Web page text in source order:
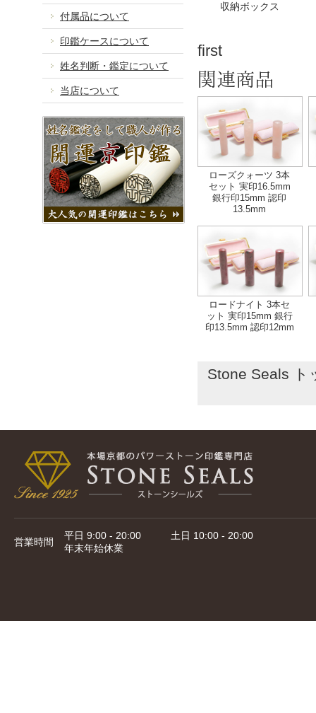
収納ボックス
first
関連商品
ローズクォーツ 3本
セット 実印16.5mm
銀行印15mm 認印
13.5mm
ロードナイト 3本セ
ット 実印15mm 銀行
印13.5mm 認印12mm
Stone Seals ト
付属品について
印鑑ケースについて
姓名判断・鑑定について
当店について
営業時間
平日 9:00 - 20:00 土日 10:00 - 20:00
年末年始休業